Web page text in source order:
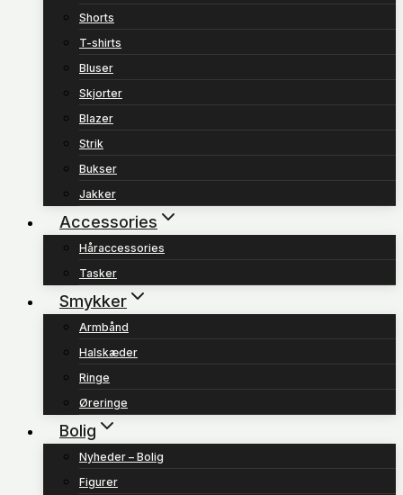
Shorts
T-shirts
Bluser
Skjorter
Blazer
Strik
Bukser
Jakker
Accessories
Håraccessories
Tasker
Smykker
Armbånd
Halskæder
Ringe
Øreringe
Bolig
Nyheder – Bolig
Figurer